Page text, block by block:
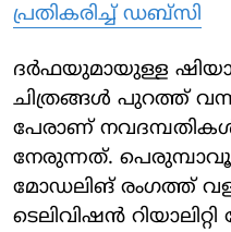
പ്രതികരിച്ച് ഡബ്സി
ദർഫയുമായുള്ള
ചിത്രങ്ങൾ പുറത്ത്
പേരാണ്
നേരുന്നത്.
മോഡലിങ് രംഗത്ത്
ടെലിവിഷൻ